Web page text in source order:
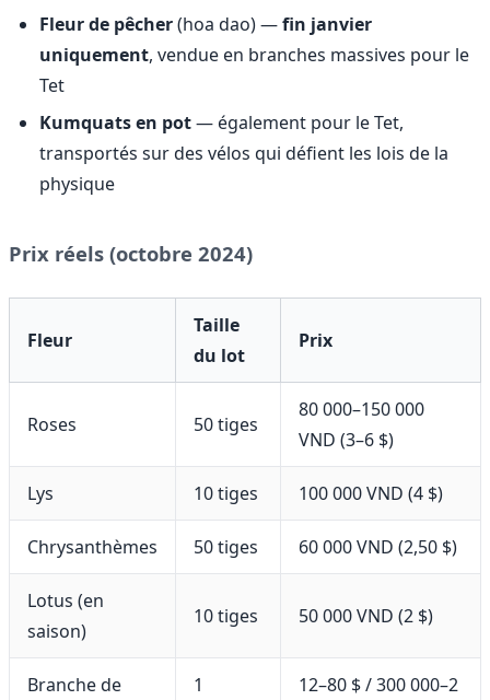
Fleur de pêcher(hoa dao) —fin janvier
uniquement, vendue en branches massives pour le
Tet
Kumquats en pot— également pour le Tet,
transportés sur des vélos qui défient les lois de la
physique
Prix réels (octobre 2024)
Fleur
Taille
du lot
Prix
Roses 50 tiges
80 000–150 000
VND (3–6 $)
Lys 10 tiges 100 000 VND (4 $)
Chrysanthèmes 50 tiges 60 000 VND (2,50 $)
Lotus (en
saison)
10 tiges 50 000 VND (2 $)
Branche de
1
12–80 $ / 300 000–2